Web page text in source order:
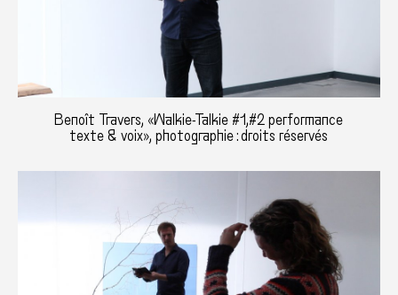
Benoît Travers, «Walkie-Talkie #1,#2 performance
texte & voix», photographie : droits réservés